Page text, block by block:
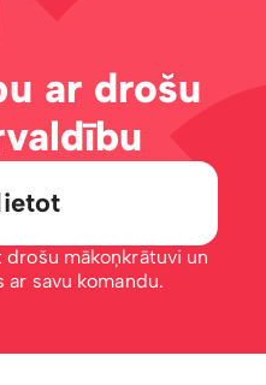
ar drošu
mākoņkrātuvi un
savu komandu.